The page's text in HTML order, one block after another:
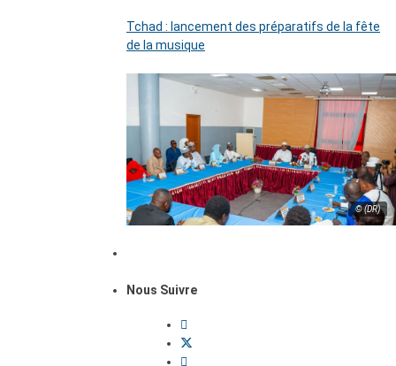
Tchad : lancement des préparatifs de la fête
de la musique
© (DR)
Nous Suivre